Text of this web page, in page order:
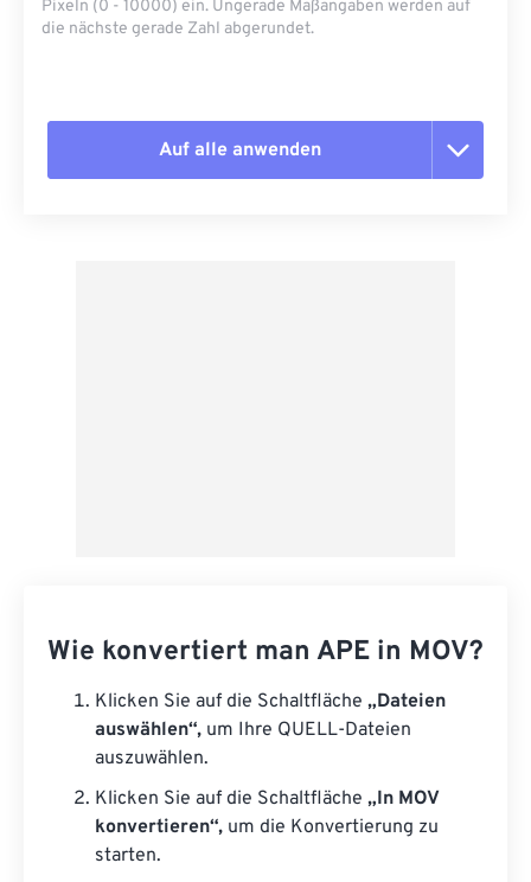
Pixeln (0 - 10000) ein. Ungerade Maßangaben werden auf
die nächste gerade Zahl abgerundet.
Auf alle anwenden
Wie konvertiert man APE in MOV?
Klicken Sie auf die Schaltfläche „Dateien
auswählen“, um Ihre QUELL-Dateien
auszuwählen.
Klicken Sie auf die Schaltfläche „In MOV
konvertieren“, um die Konvertierung zu
starten.